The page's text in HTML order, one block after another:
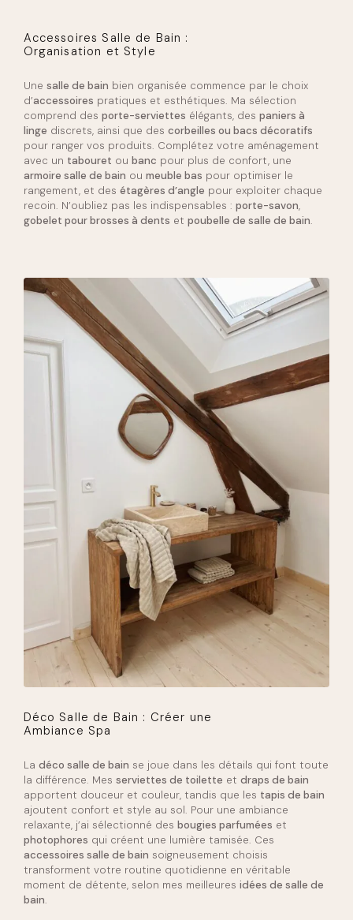
Accessoires Salle de Bain :
Organisation et Style
Une salle de bain bien organisée commence par le choix
d’accessoires pratiques et esthétiques. Ma sélection
comprend des porte-serviettes élégants, des paniers à
linge discrets, ainsi que des corbeilles ou bacs décoratifs
pour ranger vos produits. Complétez votre aménagement
avec un tabouret ou banc pour plus de confort, une
armoire salle de bain ou meuble bas pour optimiser le
rangement, et des étagères d’angle pour exploiter chaque
recoin. N’oubliez pas les indispensables : porte-savon,
gobelet pour brosses à dents et poubelle de salle de bain.
Déco Salle de Bain : Créer une
Ambiance Spa
La déco salle de bain se joue dans les détails qui font toute
la différence. Mes serviettes de toilette et draps de bain
apportent douceur et couleur, tandis que les tapis de bain
ajoutent confort et style au sol. Pour une ambiance
relaxante, j’ai sélectionné des bougies parfumées et
photophores qui créent une lumière tamisée. Ces
accessoires salle de bain soigneusement choisis
transforment votre routine quotidienne en véritable
moment de détente, selon mes meilleures idées de salle de
bain.